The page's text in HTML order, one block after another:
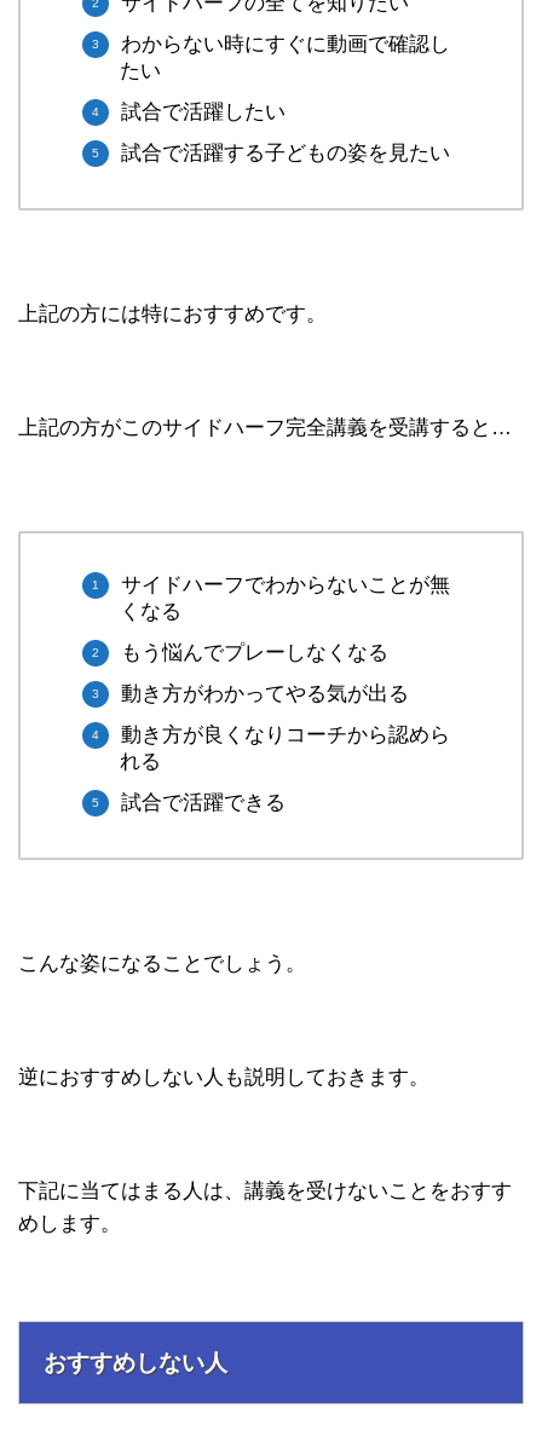
わからない時にすぐに動画で確認し
たい
試合で活躍したい
試合で活躍する子どもの姿を見たい
上記の方には特におすすめです。
上記の方がこのサイドハーフ完全講義を受講すると…
サイドハーフでわからないことが無
くなる
もう悩んでプレーしなくなる
動き方がわかってやる気が出る
動き方が良くなりコーチから認めら
れる
試合で活躍できる
こんな姿になることでしょう。
逆におすすめしない人も説明しておきます。
下記に当てはまる人は、講義を受けないことをおすす
めします。
おすすめしない人